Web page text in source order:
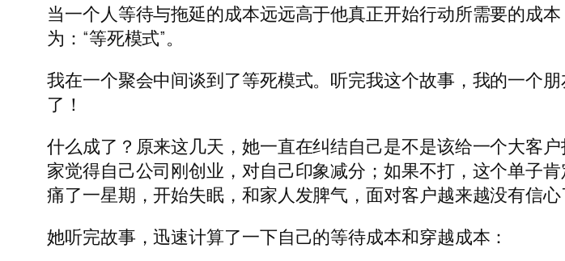
当一个人等待与拖延的成本远远高于他真正开始行动所需要的成
为：“等死模式”。
我在一个聚会中间谈到了等死模式。听完我这个故事，我的一个
了！
什么成了？原来这几天，她一直在纠结自己是不是该给一个大客
家觉得自己公司刚创业，对自己印象减分；如果不打，这个单子
痛了一星期，开始失眠，和家人发脾气，面对客户越来越没有信心
她听完故事，迅速计算了一下自己的等待成本和穿越成本：